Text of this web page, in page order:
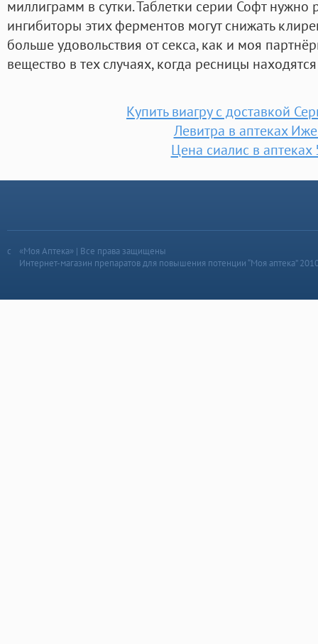
миллиграмм в сутки. Таблетки серии Софт нужно
ингибиторы этих ферментов могут снижать
больше удовольствия от секса, как и моя
вещество в тех случаях, когда ресницы
Купить виагру с доставкой
Левитра в аптеках
Цена сиалис в аптеках
«Моя Аптека» | Все права защищены
Интернет-магазин препаратов для повышения потенции “Моя аптека”